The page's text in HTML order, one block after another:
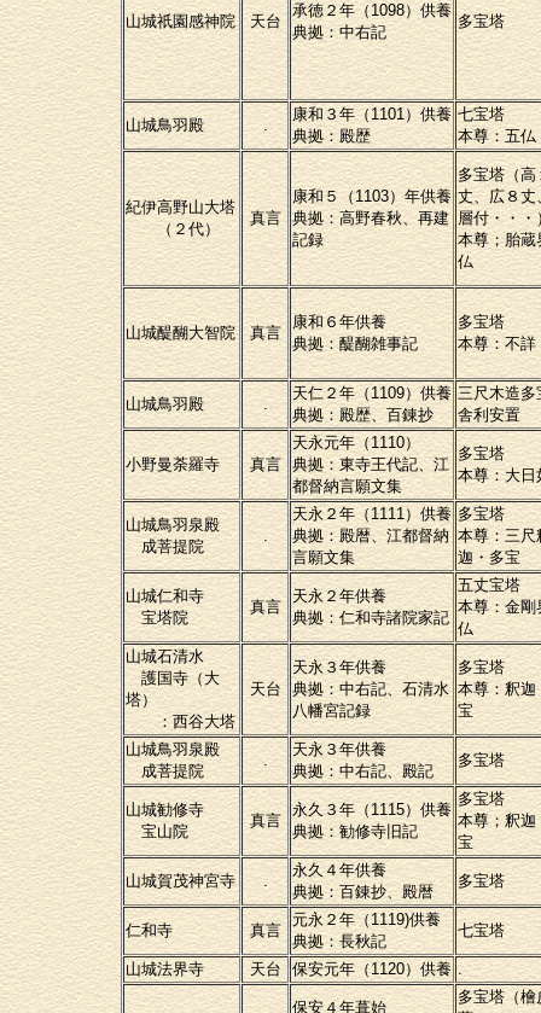
山城祇園感神院 天台
承徳２年（1098）供養
典拠：中右記
多宝塔
山城鳥羽殿 .
康和３年（1101）供養
典拠：殿歴
七宝塔
本尊：五仏
紀伊高野山大塔
（２代）
真言
康和５（1103）年供養
典拠：高野春秋、再建
記録
多宝塔（高
丈、広８丈
層付・・・
本尊；胎蔵
仏
山城醍醐大智院 真言
康和６年供養
典拠：醍醐雑事記
多宝塔
本尊：不詳
山城鳥羽殿 .
天仁２年（1109）供養
典拠：殿歴、百錬抄
三尺木造多
舎利安置
小野曼荼羅寺 真言
天永元年（1110）
典拠：東寺王代記、江
都督納言願文集
多宝塔
本尊：大日
山城鳥羽泉殿
成菩提院
.
天永２年（1111）供養
典拠：殿暦、江都督納
言願文集
多宝塔
本尊：三尺
迦・多宝
山城仁和寺
宝塔院
真言
天永２年供養
典拠：仁和寺諸院家記
五丈宝塔
本尊：金剛
仏
山城石清水
護国寺（大
塔）
：西谷大塔
天台
天永３年供養
典拠：中右記、石清水
八幡宮記録
多宝塔
本尊：釈迦
宝
山城鳥羽泉殿
成菩提院
.
天永３年供養
典拠：中右記、殿記
多宝塔
山城勧修寺
宝山院
真言
永久３年（1115）供養
典拠：勧修寺旧記
多宝塔
本尊；釈迦
宝
山城賀茂神宮寺 .
永久４年供養
典拠：百錬抄、殿暦
多宝塔
仁和寺 真言
元永２年（1119)供養
典拠：長秋記
七宝塔
山城法界寺 天台 保安元年（1120）供養 .
保安４年葺始
多宝塔（檜